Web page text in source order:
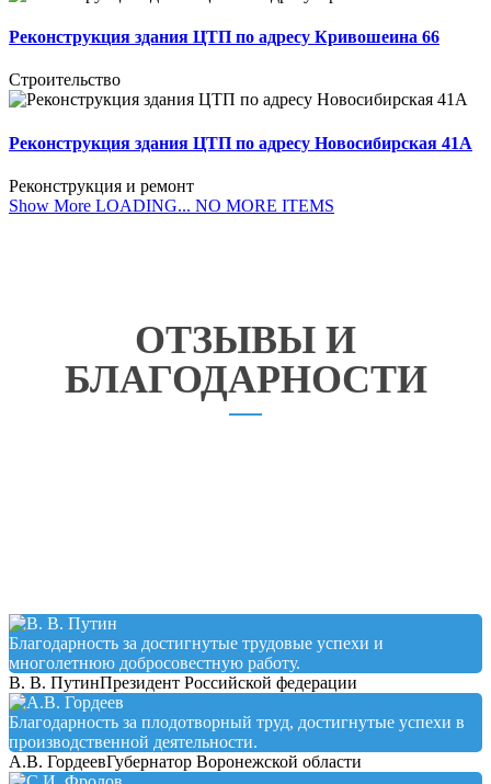
Реконструкция здания ЦТП по адресу Кривошеина 66
Строительство
Реконструкция здания ЦТП по адресу Новосибирская 41А
Реконструкция и ремонт
Show More LOADING... NO MORE ITEMS
ОТЗЫВЫ И
БЛАГОДАРНОСТИ
Благодарность за достигнутые трудовые успехи и
многолетнюю добросовестную работу.
В. В. ПутинПрезидент Российской федерации
Благодарность за плодотворный труд, достигнутые успехи в
производственной деятельности.
А.В. ГордеевГубернатор Воронежской области